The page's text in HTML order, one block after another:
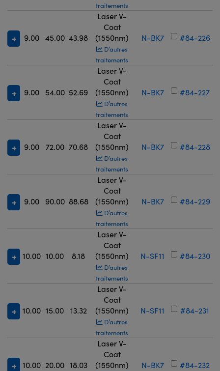
traitements
9.00 45.00 43.98
Laser V-
Coat
(1550nm)
D’autres
traitements
N-BK7 #84-226
9.00 54.00 52.69
Laser V-
Coat
(1550nm)
D’autres
traitements
N-BK7 #84-227
9.00 72.00 70.68
Laser V-
Coat
(1550nm)
D’autres
traitements
N-BK7 #84-228
9.00 90.00 88.68
Laser V-
Coat
(1550nm)
D’autres
traitements
N-BK7 #84-229
10.00 10.00 8.18
Laser V-
Coat
(1550nm)
D’autres
traitements
N-SF11 #84-230
10.00 15.00 13.32
Laser V-
Coat
(1550nm)
D’autres
traitements
N-SF11 #84-231
10.00 20.00 18.03
Laser V-
Coat
(1550nm)
N-BK7 #84-232